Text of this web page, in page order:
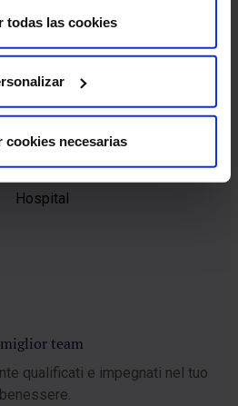
todas las cookies
cookies necesarias
di esperienza
a realizzare il loro sogno con
completi.
team
qualificati e impegnati nel tuo
benessere.